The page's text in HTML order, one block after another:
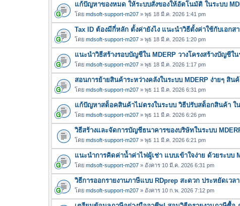
แก้ปัญหาของหมด ให้ระบบสั่งของให้อัตโนมัติ ในระบบ
โดย mdsoft-support-m207 » พุธ 18 มี.ค. 2026 1:41 pm
Tax ID ต้องมีกี่หลัก ตั้งค่ายังไง แนะนำวิธีตั้งค่าใช้กับเอกส
โดย mdsoft-support-m207 » พุธ 18 มี.ค. 2026 1:20 pm
แนะนำวิธีสร้างรอบบัญชีใน MDERP วางโครงสร้างบัญชีใ
โดย mdsoft-support-m207 » พุธ 18 มี.ค. 2026 1:17 pm
สอนการย้ายสินค้าระหว่างคลังในระบบ MDERP ง่ายๆ สิน
โดย mdsoft-support-m207 » พุธ 11 มี.ค. 2026 6:31 pm
แก้ปัญหาสต็อคสินค้าไม่ตรงในระบบ วิธีปรับสต็อกสินค้า ใน
โดย mdsoft-support-m207 » พุธ 11 มี.ค. 2026 6:26 pm
วิธีสร้างและจัดการบัญชีธนาคารของบริษัทในระบบ
โดย mdsoft-support-m207 » พุธ 11 มี.ค. 2026 6:21 pm
แนะนำการคิดค่าน้ำค่าไฟผู้เช่า แบบเข้าใจง่าย ด้วยระบบ
โดย mdsoft-support-m207 » อังคาร 10 มี.ค. 2026 6:31 pm
วิธีการออกรายงานภาษีแบบ RDprep สะดวก ประหยัดเว
โดย mdsoft-support-m207 » อังคาร 10 ก.พ. 2026 7:12 pm